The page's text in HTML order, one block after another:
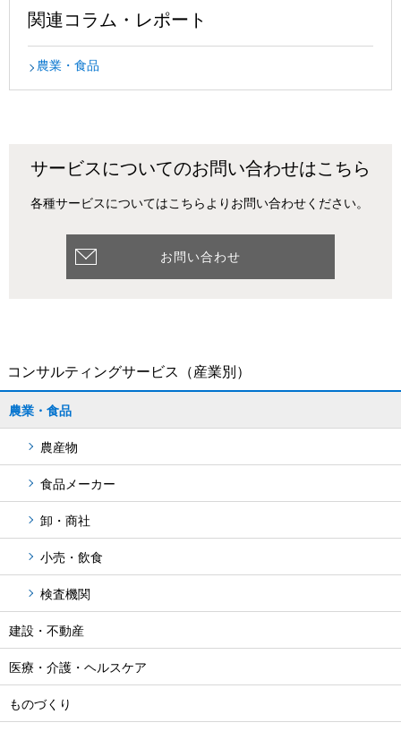
関連コラム・レポート
農業・食品
サービスについてのお問い合わせはこちら
各種サービスについてはこちらよりお問い合わせください。
お問い合わせ
コンサルティングサービス （産業別）
農業・食品
農産物
食品メーカー
卸・商社
小売・飲食
検査機関
建設・不動産
医療・介護・ヘルスケア
ものづくり